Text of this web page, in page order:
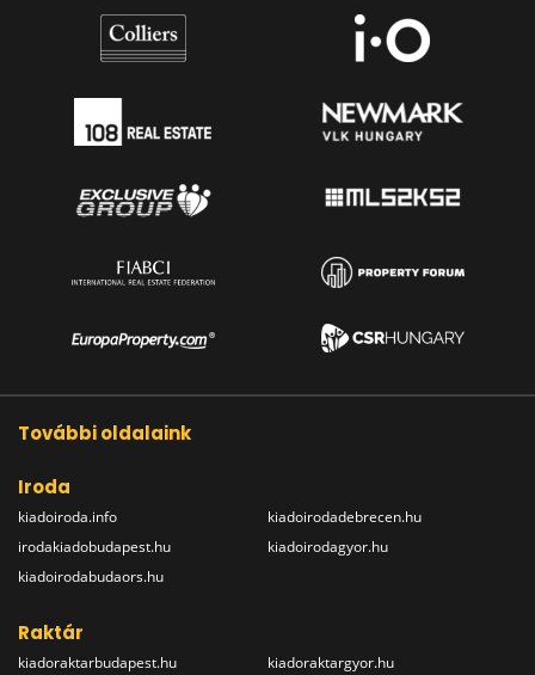
További oldalaink
Iroda
kiadoiroda.info
irodakiadobudapest.hu
kiadoirodabudaors.hu
kiadoirodadebrecen.hu
kiadoirodagyor.hu
Raktár
kiadoraktarbudapest.hu
kiadoraktargyor.hu